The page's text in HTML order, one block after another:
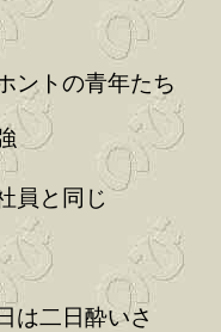
ントの青年たち
員と同じ
は二日酔いさ